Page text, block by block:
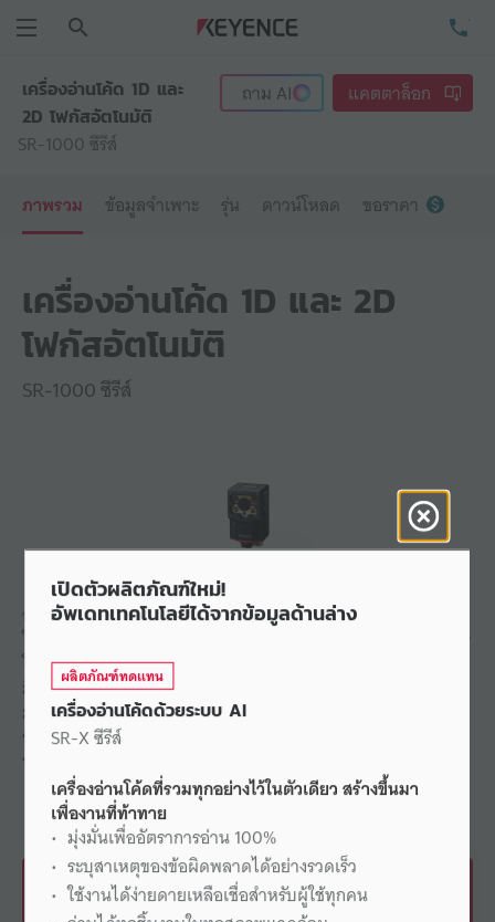
เครื่องอ่านโค้ด 1D และ
2D โฟกัสอัตโนมัติ
SR-1000 ซีรีส์
ถาม AI แคตตาล็อก
ภาพรวม ข้อมูลจำเพาะ รุ่น ดาวน์โหลด ขอราคา
เครื่องอ่านโค้ด 1D และ 2D
โฟกัสอัตโนมัติ
SR-1000 ซีรีส์
อ่านโค้ด 1D และ 2D ที่อ่านยากได้อย่างง่ายดายด้วยคุณลักษณะ
ใหม่ๆ ที่เราภูมิใจนำเสนอ ประกอบด้วยการปรับตั้งค่าอัตโนมัติ การ
โฟกัสอัตโนมัติ และการโพลาไรซ์ที่ติดตั้งมาในตัวเครื่อง อุปกรณ์นี้
มีประสิทธิภาพการทำงานที่ดีที่สุดในผลิตภัณฑ์ระดับเดียวกัน โดย
มาพร้อม I/O ในตัว และฟังก์ชันการใช้งานสำหรับเครือข่ายเปิด ซึ่ง
รวมถึง EtherNet/IP® และ Profinet เพื่อช่วยให้อุปกรณ์สามารถ
ทำงานร่วมกับทุกระบบได้อย่างง่ายดาย
ดาวน์โหลดแคตตาล็อก
เปิดตัวผลิตภัณฑ์ใหม่!
อัพเดทเทคโนโลยีได้จากข้อมูลด้านล่าง
ผลิตภัณฑ์ทดแทน
เครื่องอ่านโค้ดด้วยระบบ AI
SR-X ซีรีส์
เครื่องอ่านโค้ดที่รวมทุกอย่างไว้ในตัวเดียว สร้างขึ้นมา
เพื่องานที่ท้าทาย
มุ่งมั่นเพื่ออัตราการอ่าน 100%
ระบุสาเหตุของข้อผิดพลาดได้อย่างรวดเร็ว
ใช้งานได้ง่ายดายเหลือเชื่อสำหรับผู้ใช้ทุกคน